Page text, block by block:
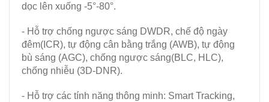
dọc lên xuống -5°-80°.
- Hỗ trợ chống ngược sáng DWDR, chế độ ngày
đêm(ICR), tự động cân bằng trắng (AWB), tự động
bù sáng (AGC), chống ngược sáng(BLC, HLC),
chống nhiễu (3D-DNR).
- Hỗ trợ các tính năng thông minh: Smart Tracking,